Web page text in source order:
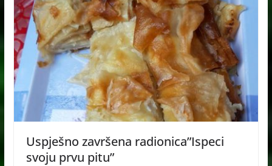
Uspješno završena radionica”Ispeci
svoju prvu pitu”